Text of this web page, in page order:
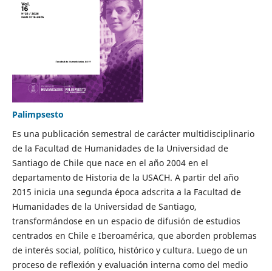
Palimpsesto
Es una publicación semestral de carácter multidisciplinario
de la Facultad de Humanidades de la Universidad de
Santiago de Chile que nace en el año 2004 en el
departamento de Historia de la USACH. A partir del año
2015 inicia una segunda época adscrita a la Facultad de
Humanidades de la Universidad de Santiago,
transformándose en un espacio de difusión de estudios
centrados en Chile e Iberoamérica, que aborden problemas
de interés social, político, histórico y cultura. Luego de un
proceso de reflexión y evaluación interna como del medio